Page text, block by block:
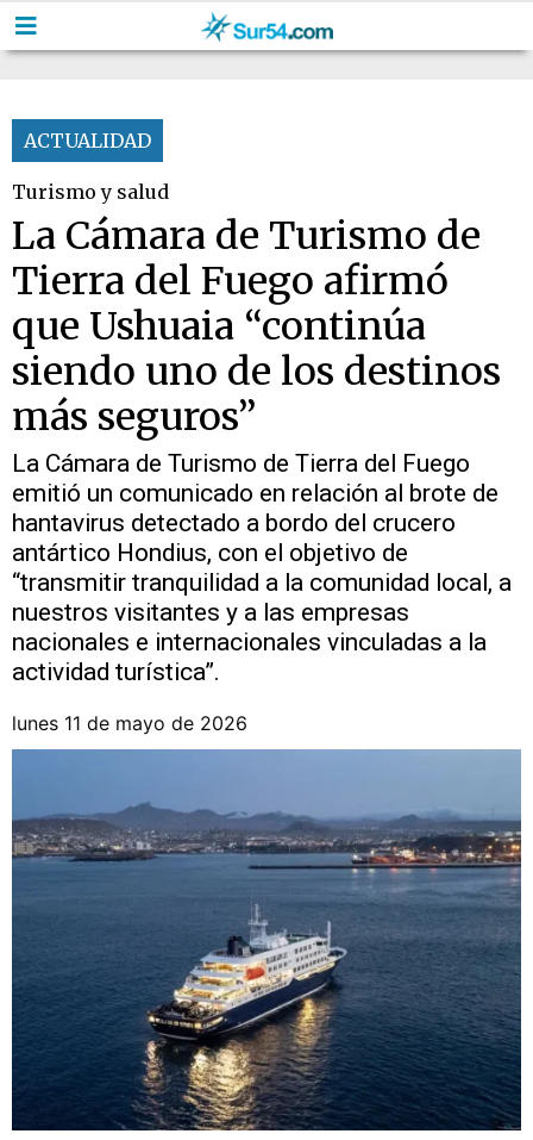
ACTUALIDAD
Turismo y salud
La Cámara de Turismo de
Tierra del Fuego afirmó
que Ushuaia “continúa
siendo uno de los destinos
más seguros”
La Cámara de Turismo de Tierra del Fuego
emitió un comunicado en relación al brote de
hantavirus detectado a bordo del crucero
antártico Hondius, con el objetivo de
“transmitir tranquilidad a la comunidad local, a
nuestros visitantes y a las empresas
nacionales e internacionales vinculadas a la
actividad turística”.
lunes 11 de mayo de 2026